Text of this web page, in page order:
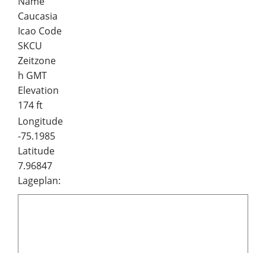
Caucasia
Icao Code
SKCU
Zeitzone
h GMT
Elevation
174 ft
Longitude
-75.1985
Latitude
7.96847
Lageplan: